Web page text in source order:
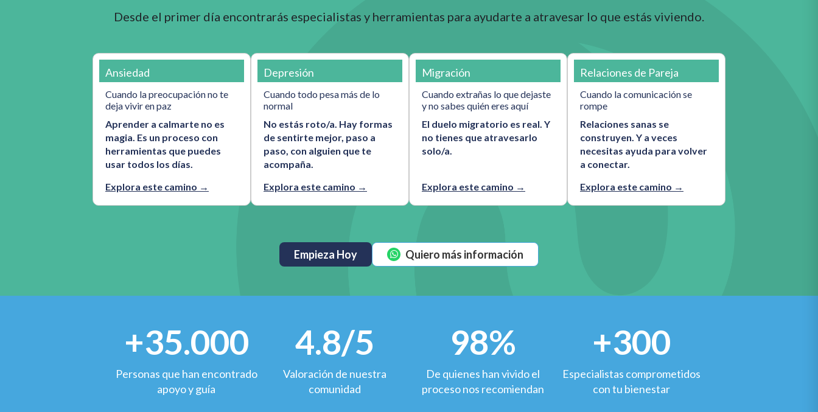
Desde el primer día encontrarás especialistas y herramientas para ayudarte a atravesar lo que estás viviendo.
Ansiedad
Cuando la preocupación no te
deja vivir en paz
Aprender a calmarte no es
magia. Es un proceso con
herramientas que puedes
usar todos los días.
Explora este camino →
Depresión
Cuando todo pesa más de lo
normal
No estás roto/a. Hay formas
de sentirte mejor, paso a
paso, con alguien que te
acompaña.
Explora este camino →
Migración
Cuando extrañas lo que dejaste
y no sabes quién eres aquí
El duelo migratorio es real. Y
no tienes que atravesarlo
solo/a.
Explora este camino →
Relaciones de Pareja
Cuando la comunicación se
rompe
Relaciones sanas se
construyen. Y a veces
necesitas ayuda para volver
a conectar.
Explora este camino →
Empieza Hoy Quiero más información
+35.000
Personas que han encontrado
apoyo y guía
4.8/5
Valoración de nuestra
comunidad
98%
De quienes han vivido el
proceso nos recomiendan
+300
Especialistas comprometidos
con tu bienestar